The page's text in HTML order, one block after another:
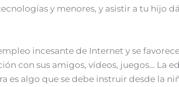
y menores, y asistir a tu hijo
incesante de Internet y se
con sus amigos, vídeos, juegos… La
es algo que se debe instruir desde la